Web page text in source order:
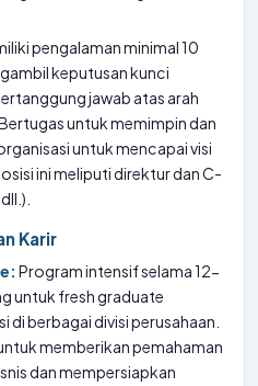
pengalaman minimal 10
keputusan kunci
jawab atas arah
untuk memimpin dan
untuk mencapai visi
ini meliputi direktur dan C-
Karir
Program intensif selama 12-
untuk fresh graduate
berbagai divisi perusahaan.
memberikan pemahaman
dan mempersiapkan